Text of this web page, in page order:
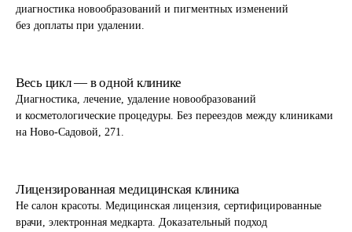
диагностика новообразований и пигментных изменений
без доплаты при удалении.
Весь цикл — в одной клинике
Диагностика, лечение, удаление новообразований
и косметологические процедуры. Без переездов между клиниками
на Ново-Садовой, 271.
Лицензированная медицинская клиника
Не салон красоты. Медицинская лицензия, сертифицированные
врачи, электронная медкарта. Доказательный подход